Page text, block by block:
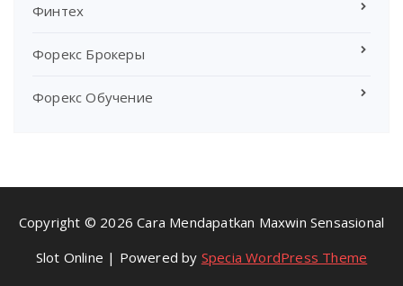
Финтех
Форекс Брокеры
Форекс Обучение
Copyright © 2026 Cara Mendapatkan Maxwin Sensasional
Slot Online | Powered by Specia WordPress Theme